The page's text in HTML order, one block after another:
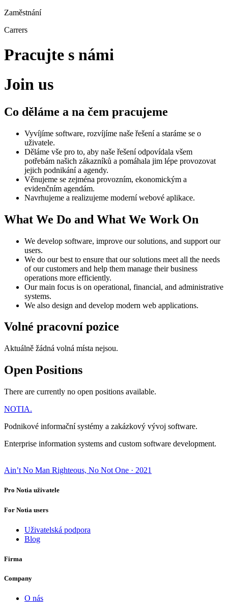
Zaměstnání
Carrers
Pracujte s námi
Join us
Co děláme a na čem pracujeme
Vyvíjíme software, rozvíjíme naše řešení a staráme se o
uživatele.
Děláme vše pro to, aby naše řešení odpovídala všem
potřebám našich zákazníků a pomáhala jim lépe provozovat
jejich podnikání a agendy.
Věnujeme se zejména provozním, ekonomickým a
evidenčním agendám.
Navrhujeme a realizujeme moderní webové aplikace.
What We Do and What We Work On
We develop software, improve our solutions, and support our
users.
We do our best to ensure that our solutions meet all the needs
of our customers and help them manage their business
operations more efficiently.
Our main focus is on operational, financial, and administrative
systems.
We also design and develop modern web applications.
Volné pracovní pozice
Aktuálně žádná volná místa nejsou.
Open Positions
There are currently no open positions available.
NOTIA.
Podnikové informační systémy a zakázkový vývoj software.
Enterprise information systems and custom software development.
Ain’t No Man Righteous, No Not One · 2021
Pro Notia uživatele
For Notia users
Uživatelská podpora
Blog
Firma
Company
O nás